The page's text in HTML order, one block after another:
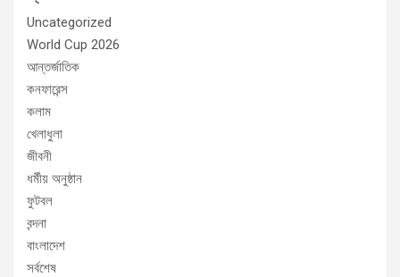
Uncategorized
World Cup 2026
আন্তর্জাতিক
কনফারেন্স
কলাম
খেলাধুলা
জীবনী
ধর্মীয় অনুষ্ঠান
ফুটবল
বন্দনা
বাংলাদেশ
সর্বশেষ